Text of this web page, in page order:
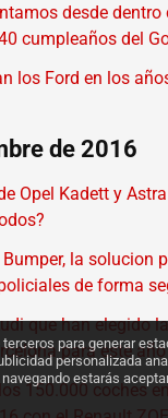
desde dentro
cumpleaños del
los Ford en los
de 2016
Opel Kadett y
la solucion
de forma
que han elegido
para este año
150.000 coches
para generar
personalizada
estarás